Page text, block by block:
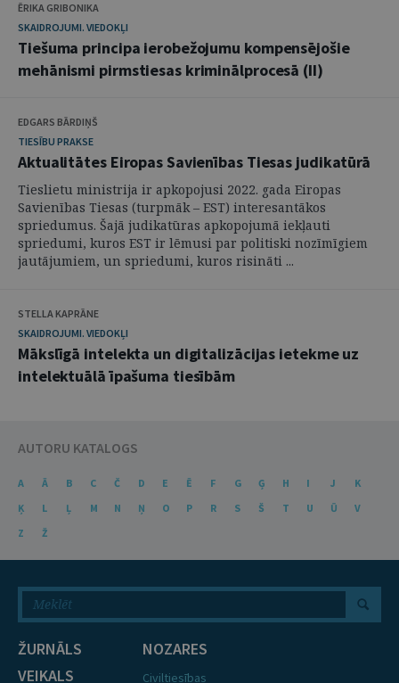
ĒRIKA GRIBONIKA
SKAIDROJUMI. VIEDOKĻI
Tiešuma principa ierobežojumu kompensējošie
mehānismi pirmstiesas kriminālprocesā (II)
EDGARS BĀRDIŅŠ
TIESĪBU PRAKSE
Aktualitātes Eiropas Savienības Tiesas judikatūrā
Tieslietu ministrija ir apkopojusi 2022. gada Eiropas
Savienības Tiesas (turpmāk – EST) interesantākos
spriedumus. Šajā judikatūras apkopojumā iekļauti
spriedumi, kuros EST ir lēmusi par politiski nozīmīgiem
jautājumiem, un spriedumi, kuros risināti ...
STELLA KAPRĀNE
SKAIDROJUMI. VIEDOKĻI
Mākslīgā intelekta un digitalizācijas ietekme uz
intelektuālā īpašuma tiesībām
AUTORU KATALOGS
A Ā B C Č D E Ē F G Ģ H I J
K
Ķ
L Ļ M N Ņ O P R S Š T U Ū
V
Z
Ž
ŽURNĀLS
VEIKALS
NOZARES
Civiltiesības